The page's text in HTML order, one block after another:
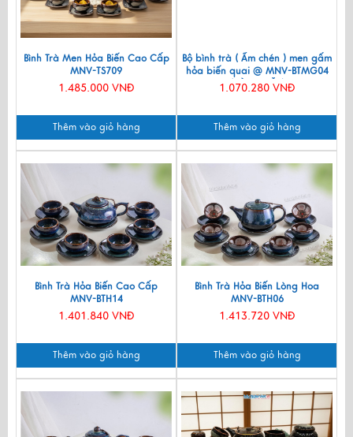
Bình Trà Men Hỏa Biến Cao Cấp
MNV-TS709
1.485.000 VNĐ
Thêm vào giỏ hàng
Bộ bình trà ( Ấm chén ) men gấm
hỏa biến quai @ MNV-BTMG04
(HÀNG ĐẶT)
1.070.280 VNĐ
Thêm vào giỏ hàng
Bình Trà Hỏa Biến Cao Cấp
MNV-BTH14
1.401.840 VNĐ
Thêm vào giỏ hàng
Bình Trà Hỏa Biến Lòng Hoa
MNV-BTH06
1.413.720 VNĐ
Thêm vào giỏ hàng